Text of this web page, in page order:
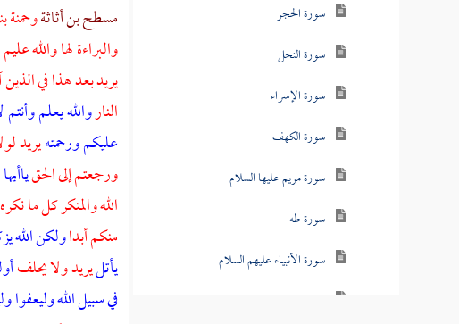
سورة الحجر
سورة النحل
سورة الإسراء
سورة الكهف
سورة مريم عليها السلام
سورة طه
سورة الأنبياء عليهم السلام
مسطح بن أثاثة
والبراءة لها والله
يريد بعد هذا في
الناروالله يعلم
عليكم ورحمتهيريد
ورجعتم إلى الحق
الله والمنكر كل ما
منكم أبداولكن الله
يأتليريد ولا يحلف
في سبيل الله وليعفوا